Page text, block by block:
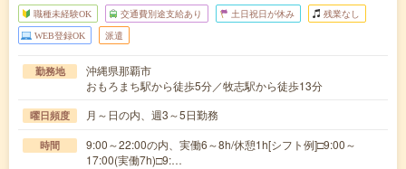
職種未経験OK 交通費別途支給あり 土日祝日が休み 残業なし
WEB登録OK 派遣
勤務地
沖縄県那覇市
おもろまち駅から徒歩5分／牧志駅から徒歩13分
曜日頻度 月～日の内、週3～5日勤務
時間
9:00～22:00の内、実働6～8h/休憩1h[シフト例]□9:00～
17:00(実働7h)□9:…